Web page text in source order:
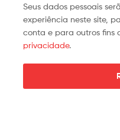
Seus dados pessoais
experiência neste site,
conta e para outros fins
privacidade.